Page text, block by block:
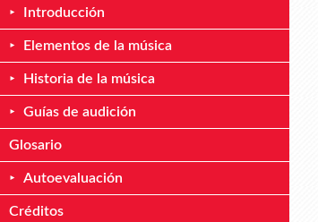
Introducción
Elementos de la música
Historia de la música
Guías de audición
Glosario
Autoevaluación
Créditos